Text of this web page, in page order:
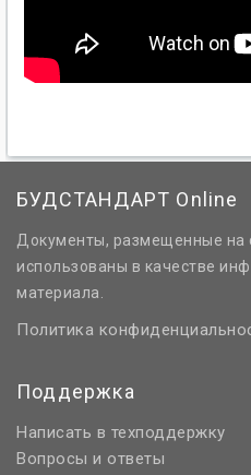
БУДСТАНДАРТ Online
Документы, размещенные на
использованы в качестве
материала.
Политика
Поддержка
Написать в техподдержку
Вопросы и ответы